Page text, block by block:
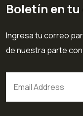
Boletín en
Ingresa tu correo
de nuestra parte